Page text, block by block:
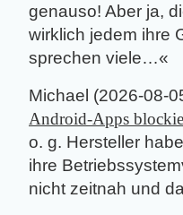
genauso! Aber ja,
wirklich jedem ihre
sprechen viele…«
Michael (2026-08-
Android-Apps
o. g. Hersteller
ihre
nicht zeitnah und